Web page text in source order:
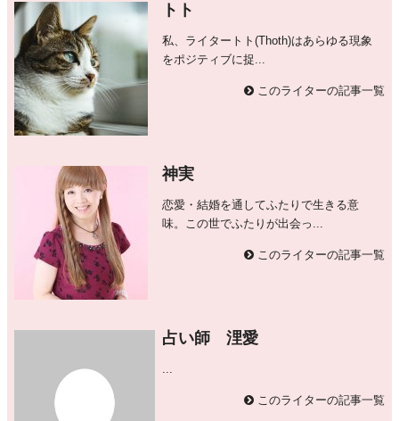
トト
私、ライタートト(Thoth)はあらゆる現象
をポジティブに捉...
このライターの記事一覧
神実
恋愛・結婚を通してふたりで生きる意
味。この世でふたりが出会っ...
このライターの記事一覧
占い師 浬愛
...
このライターの記事一覧